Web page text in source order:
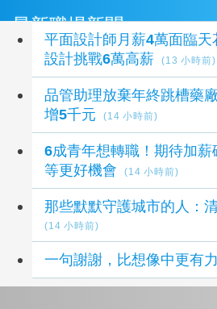
最新職場新聞
平面設計師月薪4萬面臨
設計挑戰6萬高薪
(13 小時前)
品管助理放棄年終跳槽藥
增5千元
(14 小時前)
6成青年想轉職！期待加
等更好機會
(14 小時前)
那些默默守護城市的人：
(14 小時前)
一句謝謝，比想像中更有